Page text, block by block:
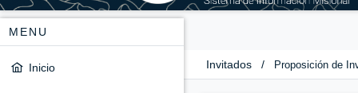
MENU
Inicio Invitados / Proposición de